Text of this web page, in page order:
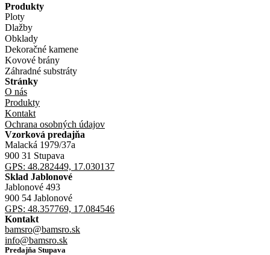
Produkty
Ploty
Dlažby
Obklady
Dekoračné kamene
Kovové brány
Záhradné substráty
Stránky
O nás
Produkty
Kontakt
Ochrana osobných údajov
Vzorková predajňa
Malacká 1979/37a
900 31 Stupava
GPS: 48.282449, 17.030137
Sklad Jablonové
Jablonové 493
900 54 Jablonové
GPS: 48.357769, 17.084546
Kontakt
bamsro@bamsro.sk
info@bamsro.sk
Predajňa Stupava